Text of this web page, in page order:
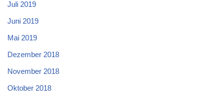
Juli 2019
Juni 2019
Mai 2019
Dezember 2018
November 2018
Oktober 2018